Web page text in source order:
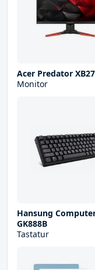
Acer Predator
Monitor
Hansung
GK888B
Tastatur